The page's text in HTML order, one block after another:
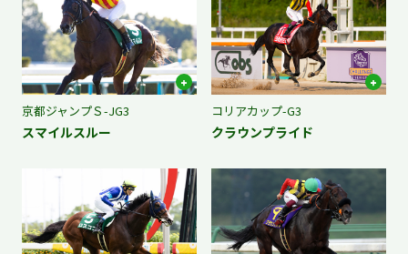
京都ジャンプＳ-JG3
スマイルスルー
コリアカップ-G3
クラウンプライド